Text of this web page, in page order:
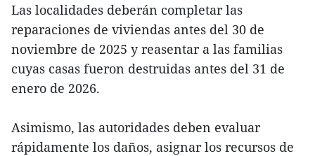
Las localidades deberán completar las
reparaciones de viviendas antes del 30 de
noviembre de 2025 y reasentar a las familias
cuyas casas fueron destruidas antes del 31 de
enero de 2026.
Asimismo, las autoridades deben evaluar
rápidamente los daños, asignar los recursos de